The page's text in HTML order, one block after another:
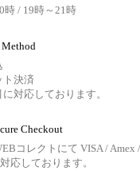
時 / 19時～21時
Method
ト決済
対応しております。
Checkout
コレクトにて VISA / Amex
応しております。